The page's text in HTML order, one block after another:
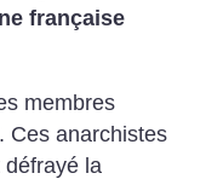
française
membres
Ces anarchistes
défrayé la